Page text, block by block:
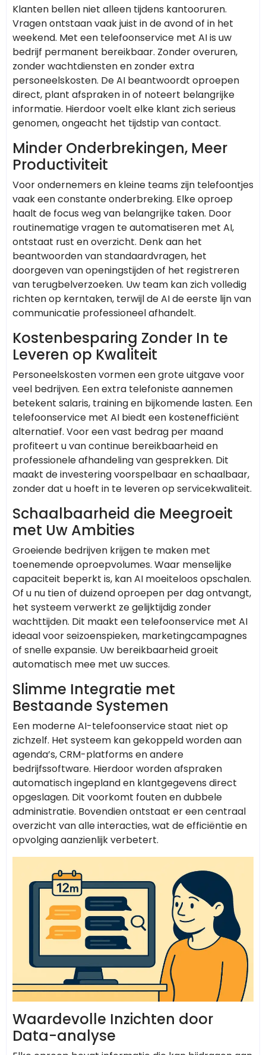
Klanten bellen niet alleen tijdens kantooruren.
Vragen ontstaan vaak juist in de avond of in het
weekend. Met een telefoonservice met AI is uw
bedrijf permanent bereikbaar. Zonder overuren,
zonder wachtdiensten en zonder extra
personeelskosten. De AI beantwoordt oproepen
direct, plant afspraken in of noteert belangrijke
informatie. Hierdoor voelt elke klant zich serieus
genomen, ongeacht het tijdstip van contact.
Minder Onderbrekingen, Meer
Productiviteit
Voor ondernemers en kleine teams zijn telefoontjes
vaak een constante onderbreking. Elke oproep
haalt de focus weg van belangrijke taken. Door
routinematige vragen te automatiseren met AI,
ontstaat rust en overzicht. Denk aan het
beantwoorden van standaardvragen, het
doorgeven van openingstijden of het registreren
van terugbelverzoeken. Uw team kan zich volledig
richten op kerntaken, terwijl de AI de eerste lijn van
communicatie professioneel afhandelt.
Kostenbesparing Zonder In te
Leveren op Kwaliteit
Personeelskosten vormen een grote uitgave voor
veel bedrijven. Een extra telefoniste aannemen
betekent salaris, training en bijkomende lasten. Een
telefoonservice met AI biedt een kostenefficiënt
alternatief. Voor een vast bedrag per maand
profiteert u van continue bereikbaarheid en
professionele afhandeling van gesprekken. Dit
maakt de investering voorspelbaar en schaalbaar,
zonder dat u hoeft in te leveren op servicekwaliteit.
Schaalbaarheid die Meegroeit
met Uw Ambities
Groeiende bedrijven krijgen te maken met
toenemende oproepvolumes. Waar menselijke
capaciteit beperkt is, kan AI moeiteloos opschalen.
Of u nu tien of duizend oproepen per dag ontvangt,
het systeem verwerkt ze gelijktijdig zonder
wachttijden. Dit maakt een telefoonservice met AI
ideaal voor seizoenspieken, marketingcampagnes
of snelle expansie. Uw bereikbaarheid groeit
automatisch mee met uw succes.
Slimme Integratie met
Bestaande Systemen
Een moderne AI-telefoonservice staat niet op
zichzelf. Het systeem kan gekoppeld worden aan
agenda’s, CRM-platforms en andere
bedrijfssoftware. Hierdoor worden afspraken
automatisch ingepland en klantgegevens direct
opgeslagen. Dit voorkomt fouten en dubbele
administratie. Bovendien ontstaat er een centraal
overzicht van alle interacties, wat de efficiëntie en
opvolging aanzienlijk verbetert.
Waardevolle Inzichten door
Data-analyse